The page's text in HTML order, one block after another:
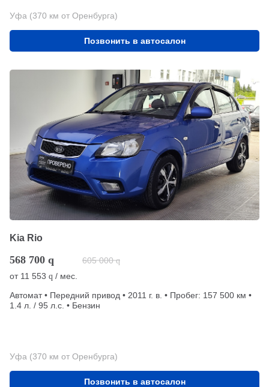
Уфа (370 км от Оренбурга)
Позвонить в автосалон
Kia Rio
568 700 q 605 000 q
от 11 553 q / мес.
Автомат • Передний привод • 2011 г. в. • Пробег: 157 500 км •
1.4 л. / 95 л.с. • Бензин
Уфа (370 км от Оренбурга)
Позвонить в автосалон